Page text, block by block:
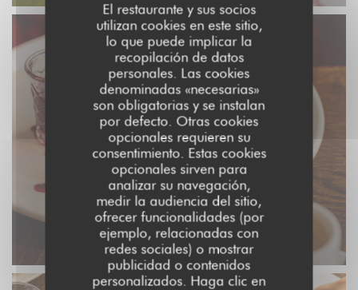
El restaurante y sus socios
utilizan cookies en este sitio,
lo que puede implicar la
recopilación de datos
personales. Las cookies
denominadas «necesarias»
son obligatorias y se instalan
por defecto. Otras cookies
opcionales requieren su
consentimiento. Estas cookies
opcionales sirven para
analizar su navegación,
medir la audiencia del sitio,
ofrecer funcionalidades (por
ejemplo, relacionadas con
redes sociales) o mostrar
publicidad o contenidos
personalizados. Haga clic en